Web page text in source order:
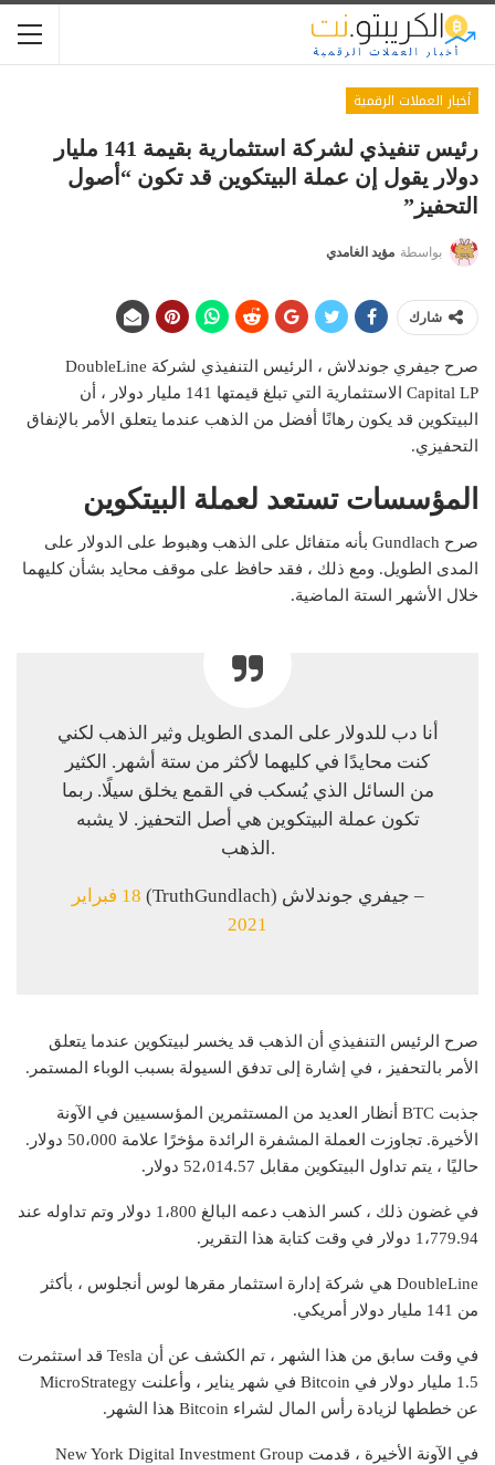
أخبار العملات الرقمية
رئيس تنفيذي لشركة استثمارية بقيمة 141 مليار
دولار يقول إن عملة البيتكوين قد تكون “أصول
التحفيز”
بواسطة مؤيد الغامدي
شارك
صرح جيفري جوندلاش ، الرئيس التنفيذي لشركة DoubleLine
Capital LP الاستثمارية التي تبلغ قيمتها 141 مليار دولار ، أن
البيتكوين قد يكون رهانًا أفضل من الذهب عندما يتعلق الأمر بالإنفاق
التحفيزي.
المؤسسات تستعد لعملة البيتكوين
صرح Gundlach بأنه متفائل على الذهب وهبوط على الدولار على
المدى الطويل. ومع ذلك ، فقد حافظ على موقف محايد بشأن كليهما
خلال الأشهر الستة الماضية.
أنا دب للدولار على المدى الطويل وثير الذهب لكني
كنت محايدًا في كليهما لأكثر من ستة أشهر. الكثير
من السائل الذي يُسكب في القمع يخلق سيلًا. ربما
تكون عملة البيتكوين هي أصل التحفيز. لا يشبه
الذهب.
– جيفري جوندلاش (TruthGundlach)
18 فبراير
2021
صرح الرئيس التنفيذي أن الذهب قد يخسر لبيتكوين عندما يتعلق
الأمر بالتحفيز ، في إشارة إلى تدفق السيولة بسبب الوباء المستمر.
جذبت BTC أنظار العديد من المستثمرين المؤسسيين في الآونة
الأخيرة. تجاوزت العملة المشفرة الرائدة مؤخرًا علامة 50،000 دولار.
حاليًا ، يتم تداول البيتكوين مقابل 52،014.57 دولار.
في غضون ذلك ، كسر الذهب دعمه البالغ 1،800 دولار وتم تداوله عند
1،779.94 دولار في وقت كتابة هذا التقرير.
DoubleLine هي شركة إدارة استثمار مقرها لوس أنجلوس ، بأكثر
من 141 مليار دولار أمريكي.
في وقت سابق من هذا الشهر ، تم الكشف عن أن Tesla قد استثمرت
1.5 مليار دولار في Bitcoin في شهر يناير ، وأعلنت MicroStrategy
عن خططها لزيادة رأس المال لشراء Bitcoin هذا الشهر.
في الآونة الأخيرة ، قدمت New York Digital Investment Group